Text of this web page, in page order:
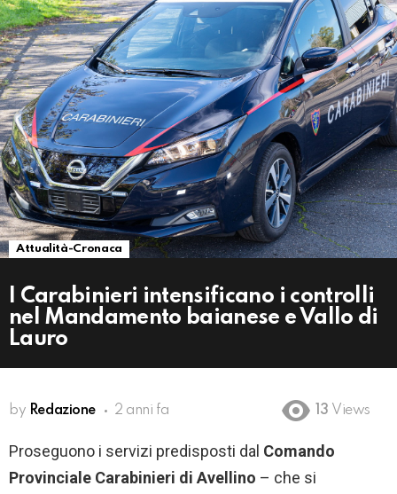
Attualità-Cronaca
I Carabinieri intensificano i controlli
nel Mandamento baianese e Vallo di
Lauro
by Redazione 2 anni fa 13 Views
Proseguono i servizi predisposti dal Comando
Provinciale Carabinieri di Avellino – che si